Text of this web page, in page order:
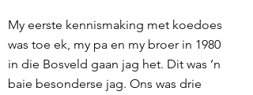
My eerste kennismaking met koedoes
was toe ek, my pa en my broer in 1980
in die Bosveld gaan jag het. Dit was ’n
baie besonderse jag. Ons was drie